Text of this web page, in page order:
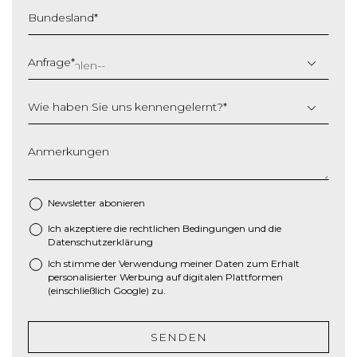
h
ä
g
t
r
i
h
M
S
h
g
Bundesland*
Anfrage*
Wie haben Sie uns kennengelernt?*
Anmerkungen
Newsletter abonieren
* Ich akzeptiere die rechtlichen Bedingungen und die
Datenschutzerklärung
Ich stimme der Verwendung meiner Daten zum Erhalt
personalisierter Werbung auf digitalen Plattformen
(einschließlich Google) zu.
SENDEN